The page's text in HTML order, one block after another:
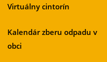
Virtuálny cintorín
Kalendár zberu odpadu v
obci